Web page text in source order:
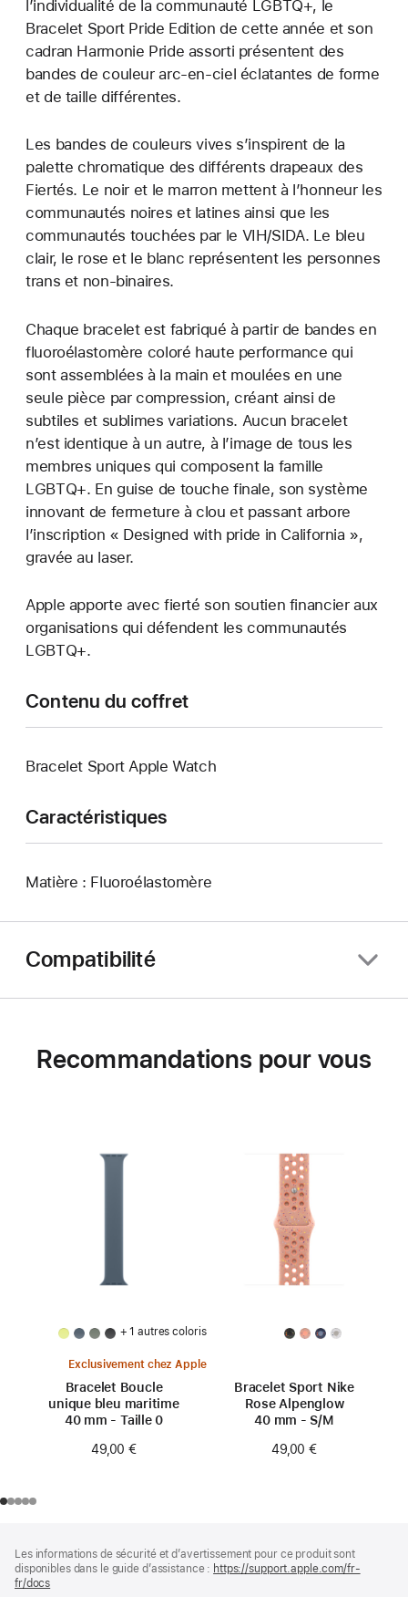
l’individualité de la communauté LGBTQ+, le
Bracelet Sport Pride Edition de cette année et son
cadran Harmonie Pride assorti présentent des
bandes de couleur arc-en-ciel éclatantes de forme
et de taille différentes.
Les bandes de couleurs vives s’inspirent de la
palette chromatique des différents drapeaux des
Fiertés. Le noir et le marron mettent à l’honneur les
communautés noires et latines ainsi que les
communautés touchées par le VIH/SIDA. Le bleu
clair, le rose et le blanc représentent les personnes
trans et non-binaires.
Chaque bracelet est fabriqué à partir de bandes en
fluoroélastomère coloré haute performance qui
sont assemblées à la main et moulées en une
seule pièce par compression, créant ainsi de
subtiles et sublimes variations. Aucun bracelet
n’est identique à un autre, à l’image de tous les
membres uniques qui composent la famille
LGBTQ+. En guise de touche finale, son système
innovant de fermeture à clou et passant arbore
l’inscription « Designed with pride in California »,
gravée au laser.
Apple apporte avec fierté son soutien financier aux
organisations qui défendent les communautés
LGBTQ+.
Contenu du coffret
Bracelet Sport Apple Watch
Caractéristiques
Matière : Fluoroélastomère
Compatibilité
Recommandations pour vous
+ 1 autres coloris
Exclusivement chez Apple
Bracelet Boucle
unique bleu maritime
40 mm - Taille 0
49,00 €
Bracelet Sport Nike
Rose Alpenglow
40 mm - S/M
49,00 €
de
page
de
bas
Les informations de sécurité et d’avertissement pour ce produit sont
disponibles dans le guide d’assistance : https://support.apple.com/fr-
fr/docs